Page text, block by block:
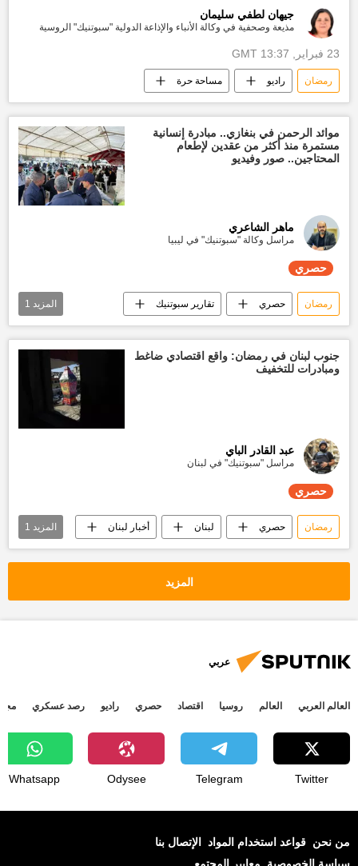
جيهان لطفي سليمان
مذيعة وصحفية في وكالة الأنباء والإذاعة الدولية "سبوتنيك" الروسية
23 فبراير, 13:37 GMT
رمضان راديو مساحة حرة
موائد الرحمن في بنغازي.. مبادرة إنسانية
مستمرة منذ أكثر من عقدين لإطعام
المحتاجين.. صور وفيديو
ماهر الشاعري
مراسل وكالة "سبوتنيك" في ليبيا
حصري
رمضان حصري تقارير سبوتنيك
أخبار ليبيا اليوم
المزيد 1
جنوب لبنان في رمضان: واقع اقتصادي ضاغط
ومبادرات للتخفيف
عبد القادر الباي
مراسل "سبوتنيك" في لبنان
حصري
رمضان حصري لبنان أخبار لبنان
تقارير سبوتنيك
المزيد 1
المزيد
عربي
العالم العربي العالم روسيا اقتصاد حصري راديو رصد عسكري
Twitter
Telegram
Odysee
Whatsapp
من نحن قواعد استخدام المواد
الإتصال بنا